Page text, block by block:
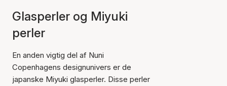
Glasperler og Miyuki
perler
En anden vigtig del af Nuni
Copenhagens designunivers er de
japanske Miyuki glasperler. Disse perler